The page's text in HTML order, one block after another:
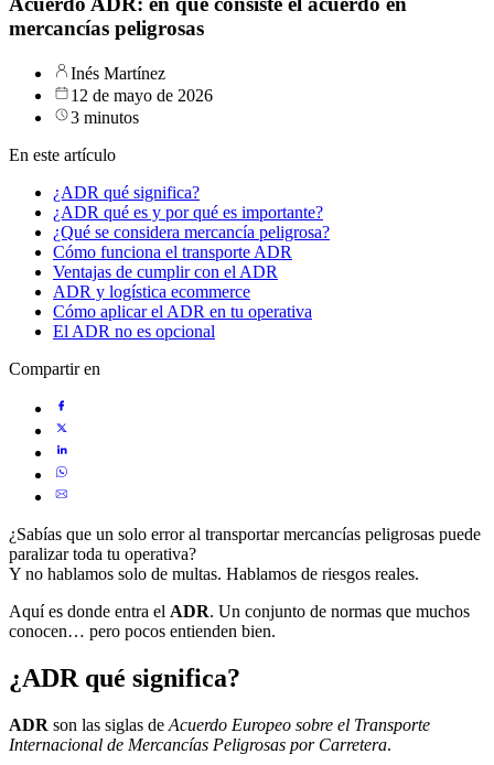
mercancías peligrosas
Inés Martínez
12 de mayo de 2026
3 minutos
En este artículo
¿ADR qué significa?
¿ADR qué es y por qué es importante?
¿Qué se considera mercancía peligrosa?
Cómo funciona el transporte ADR
Ventajas de cumplir con el ADR
ADR y logística ecommerce
Cómo aplicar el ADR en tu operativa
El ADR no es opcional
Compartir en
¿Sabías que un solo error al transportar mercancías peligrosas puede
paralizar toda tu operativa?
Y no hablamos solo de multas. Hablamos de riesgos reales.
Aquí es donde entra el ADR. Un conjunto de normas que muchos
conocen… pero pocos entienden bien.
¿ADR qué significa?
ADR son las siglas de Acuerdo Europeo sobre el Transporte
Internacional de Mercancías Peligrosas por Carretera.